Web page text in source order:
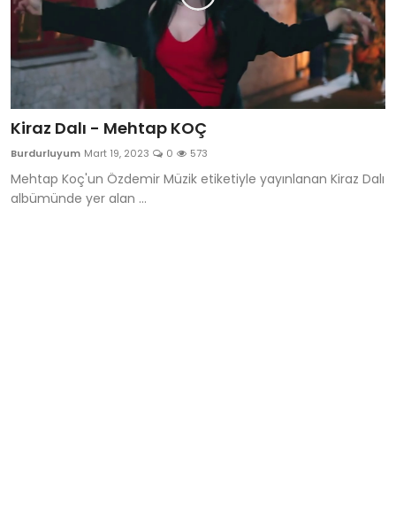
Kiraz Dalı - Mehtap KOÇ
Burdurluyum Mart 19, 2023 0 573
Mehtap Koç'un Özdemir Müzik etiketiyle yayınlanan Kiraz Dalı
albümünde yer alan ...